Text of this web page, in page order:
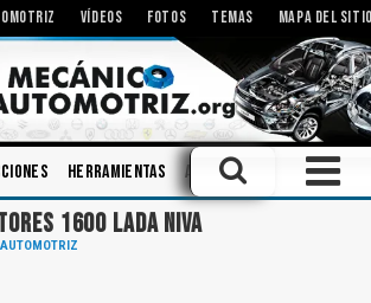
VÍDEOS FOTOS TEMAS MAPA DEL
Herramientas Amortiguadores
1600 LADA NIVA